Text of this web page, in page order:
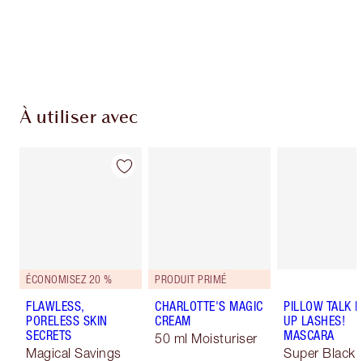
À utiliser avec
ÉCONOMISEZ 20 %
FLAWLESS,
PORELESS SKIN
SECRETS
Magical Savings
PRODUIT PRIMÉ
CHARLOTTE'S MAGIC
CREAM
50 ml Moisturiser
PILLOW TALK
UP LASHES!
MASCARA
Super Black